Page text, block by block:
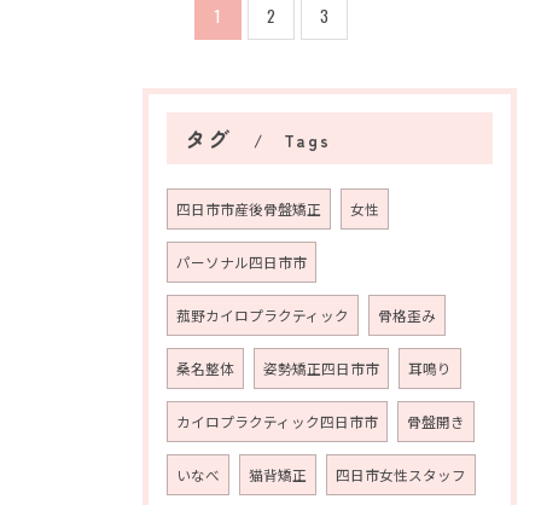
1 2 3
タグ Tags
四日市市産後骨盤矯正 女性
パーソナル四日市市
菰野カイロプラクティック 骨格歪み
桑名整体 姿勢矯正四日市市 耳鳴り
カイロプラクティック四日市市 骨盤開き
いなべ 猫背矯正 四日市女性スタッフ
ご予約はこちら